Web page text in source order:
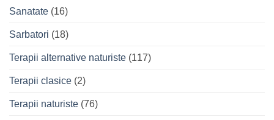
Sanatate (16)
Sarbatori (18)
Terapii alternative naturiste (117)
Terapii clasice (2)
Terapii naturiste (76)